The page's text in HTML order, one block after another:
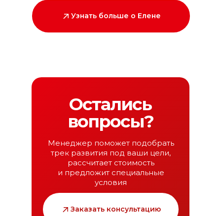
Узнать больше о Елене
Остались
вопросы?
Менеджер поможет подобрать
трек развития под ваши цели,
рассчитает стоимость
и предложит специальные
условия
Заказать консультацию